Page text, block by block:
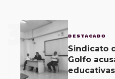
3 DESTACADO
Sindicato
Golfo